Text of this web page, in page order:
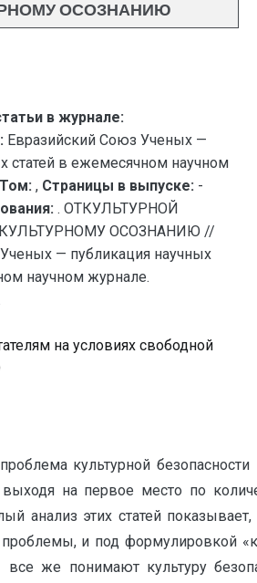
ОСОЗНАНИЮ
в журнале:
Евразийский Союз Ученых —
статей в ежемесячном научном
Том: , Страницы в выпуске: -
. ОТКУЛЬТУРНОЙ
ОСОЗНАНИЮ //
— публикация научных
научном журнале.
на условиях свободной
культурной
выходя на первое место по
анализ этих статей
и под формулировкой
все же понимают культуру